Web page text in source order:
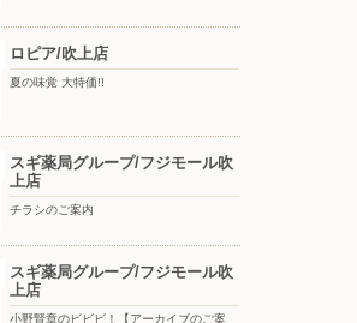
ロピア/吹上店
夏の味覚 大特価!!
スギ薬局グループ/フジモール吹
上店
チラシのご案内
スギ薬局グループ/フジモール吹
上店
小野賢章のビビビ！【アーカイブのご案